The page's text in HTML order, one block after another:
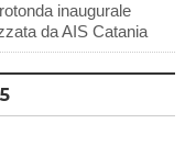
inaugurale
da AIS Catania